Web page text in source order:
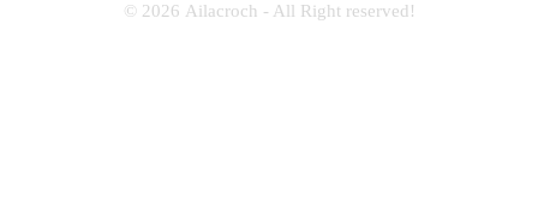
© 2026 Ailacroch - All Right reserved!